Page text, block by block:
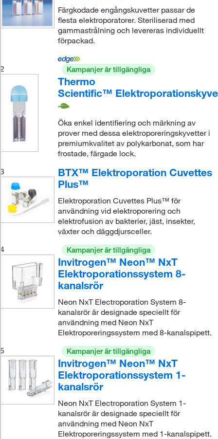
Färgkodade engångskuvetter passar de
flesta elektroporatorer. Steriliserad med
gammastrålning och levereras individuellt
förpackad.
2 Kampanjer är tillgängliga
Thermo
Scientific™
Öka enkel identifiering och märkning av
prover med dessa elektroporeringskyvetter i
premiumkvalitet av polykarbonat, som har
frostade, färgade lock.
3
BTX™ Elektroporation Cuvettes
Plus™
Elektroporation Cuvettes Plus™ för
användning vid elektroporering och
elektrofusion av bakterier, jäst, insekter,
växter och däggdjursceller.
4
Kampanjer är tillgängliga
Invitrogen™ Neon™ NxT
Elektroporationssystem 8-
kanalsrör
Neon NxT Electroporation System 8-
kanalsrör är designade speciellt för
användning med Neon NxT
Elektroporeringssystem med 8-kanalspipett.
5
Kampanjer är tillgängliga
Invitrogen™ Neon™ NxT
Elektroporationssystem 1-
kanalsrör
Neon NxT Electroporation System 1-
kanalsrör är designade speciellt för
användning med Neon NxT
Elektroporeringssystem med 1-kanalspipett.